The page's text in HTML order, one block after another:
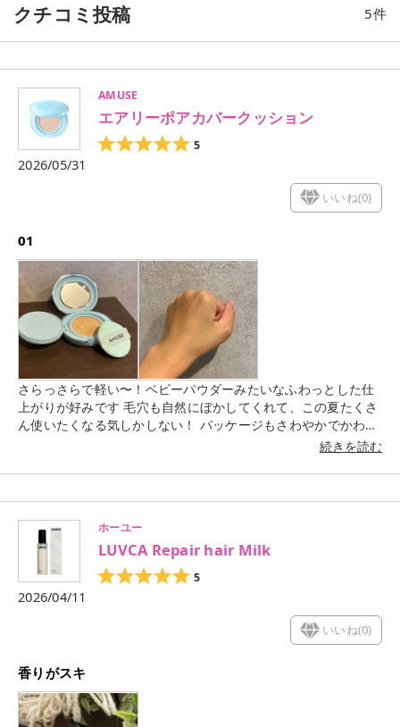
クチコミ投稿 5件
AMUSE
エアリーポアカバークッション
5
2026/05/31
いいね(0)
01
さらっさらで軽い〜！ベビーパウダーみたいなふわっとした仕
上がりが好みです 毛穴も自然にぼかしてくれて、この夏たくさ
ん使いたくなる気しかしない！ パッケージもさわやかでかわい
続きを読む
ホーユー
LUVCA Repair hair Milk
5
2026/04/11
いいね(0)
香りがスキ